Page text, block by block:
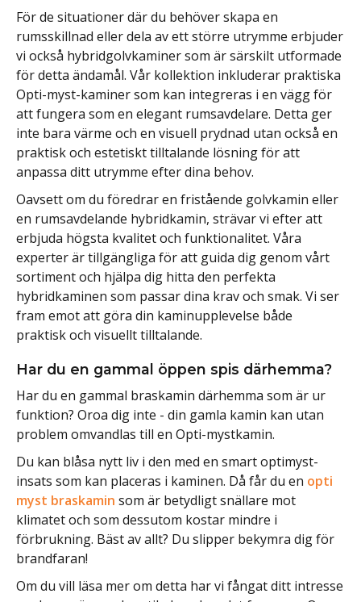
För de situationer där du behöver skapa en
rumsskillnad eller dela av ett större utrymme erbjuder
vi också hybridgolvkaminer som är särskilt utformade
för detta ändamål. Vår kollektion inkluderar praktiska
Opti-myst-kaminer som kan integreras i en vägg för
att fungera som en elegant rumsavdelare. Detta ger
inte bara värme och en visuell prydnad utan också en
praktisk och estetiskt tilltalande lösning för att
anpassa ditt utrymme efter dina behov.
Oavsett om du föredrar en fristående golvkamin eller
en rumsavdelande hybridkamin, strävar vi efter att
erbjuda högsta kvalitet och funktionalitet. Våra
experter är tillgängliga för att guida dig genom vårt
sortiment och hjälpa dig hitta den perfekta
hybridkaminen som passar dina krav och smak. Vi ser
fram emot att göra din kaminupplevelse både
praktisk och visuellt tilltalande.
Har du en gammal öppen spis därhemma?
Har du en gammal braskamin därhemma som är ur
funktion? Oroa dig inte - din gamla kamin kan utan
problem omvandlas till en Opti-mystkamin.
Du kan blåsa nytt liv i den med en smart optimyst-
insats som kan placeras i kaminen. Då får du en opti
myst braskamin som är betydligt snällare mot
klimatet och som dessutom kostar mindre i
förbrukning. Bäst av allt? Du slipper bekymra dig för
brandfaran!
Om du vill läsa mer om detta har vi fångat ditt intresse